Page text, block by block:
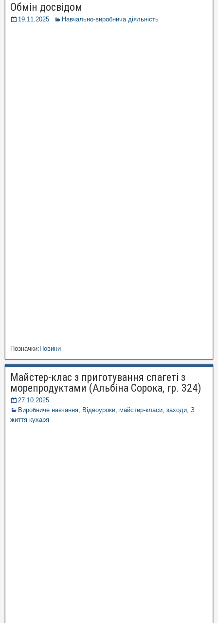
Обмін досвідом
19.11.2025 Навчально-виробнича діяльність
Позначки:Новини
Майстер-клас з приготування спагеті з
морепродуктами (Альбіна Сорока, гр. 324)
27.10.2025
Виробниче навчання Відеоуроки, майстер-класи, заходи З
життя кухаря